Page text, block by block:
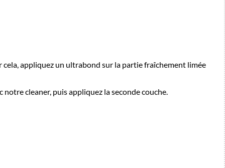
appliquez un ultrabond sur la partie fraîchement limée
cleaner, puis appliquez la seconde couche.